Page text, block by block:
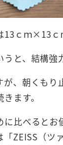
13ｃｍ×13ｃ
と、結構強
が、朝くもり
ます。
に比べるとお
「ZEISS（ツ